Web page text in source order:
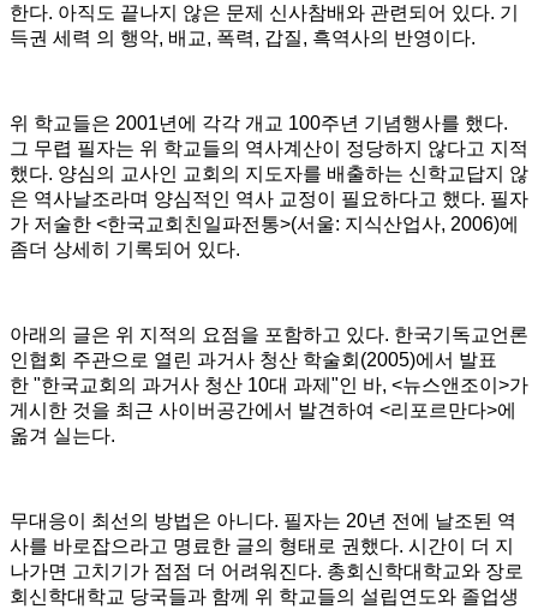
한다. 아직도 끝나지 않은 문제 신사참배와 관련되어 있다. 기
득권 세력 의 행악, 배교, 폭력, 갑질, 흑역사의 반영이다.
위 학교들은 2001년에 각각 개교 100주년 기념행사를 했다.
그 무렵 필자는 위 학교들의 역사계산이 정당하지 않다고 지적
했다. 양심의 교사인 교회의 지도자를 배출하는 신학교답지 않
은 역사날조라며 양심적인 역사 교정이 필요하다고 했다. 필자
가 저술한 <한국교회친일파전통>(서울: 지식산업사, 2006)에
좀더 상세히 기록되어 있다.
아래의 글은 위 지적의 요점을 포함하고 있다. 한국기독교언론
인협회 주관으로 열린 과거사 청산 학술회(2005)에서 발표
한 "한국교회의 과거사 청산 10대 과제"인 바, <뉴스앤조이>가
게시한 것을 최근 사이버공간에서 발견하여 <리포르만다>에
옮겨 실는다.
무대응이 최선의 방법은 아니다. 필자는 20년 전에 날조된 역
사를 바로잡으라고 명료한 글의 형태로 권했다. 시간이 더 지
나가면 고치기가 점점 더 어려워진다. 총회신학대학교와 장로
회신학대학교 당국들과 함께 위 학교들의 설립연도와 졸업생